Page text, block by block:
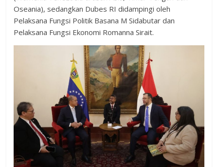
Oseania), sedangkan Dubes RI didampingi oleh
Pelaksana Fungsi Politik Basana M Sidabutar dan
Pelaksana Fungsi Ekonomi Romanna Sirait.